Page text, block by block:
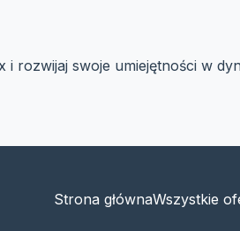
i rozwijaj swoje umiejętności w
Strona głównaWszystkie